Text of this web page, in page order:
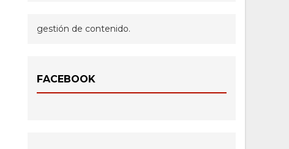
gestión de contenido.
FACEBOOK